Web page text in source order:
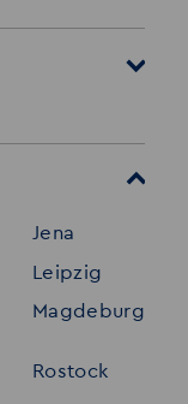
Jobs
Jena
Leipzig
Magdeburg
Rostock